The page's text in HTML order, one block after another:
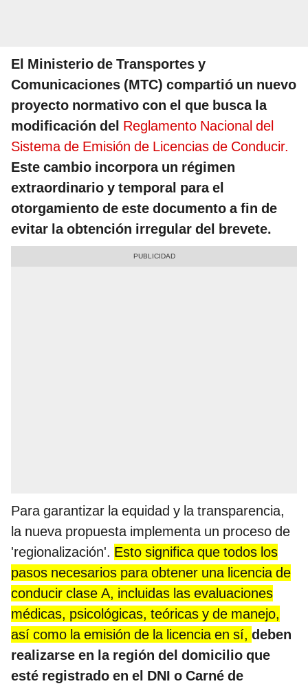
El Ministerio de Transportes y
Comunicaciones (MTC) compartió un nuevo
proyecto normativo con el que busca la
modificación del Reglamento Nacional del
Sistema de Emisión de Licencias de Conducir.
Este cambio incorpora un régimen
extraordinario y temporal para el
otorgamiento de este documento a fin de
evitar la obtención irregular del brevete.
Para garantizar la equidad y la transparencia,
la nueva propuesta implementa un proceso de
'regionalización'. Esto significa que todos los
pasos necesarios para obtener una licencia de
conducir clase A, incluidas las evaluaciones
médicas, psicológicas, teóricas y de manejo,
así como la emisión de la licencia en sí, deben
realizarse en la región del domicilio que
esté registrado en el DNI o Carné de